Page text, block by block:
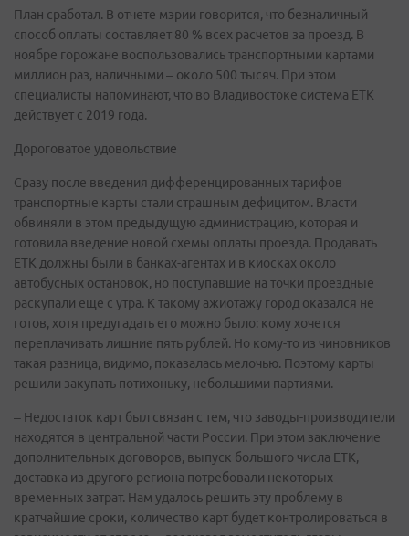
План сработал. В отчете мэрии говорится, что безналичный
способ оплаты составляет 80 % всех расчетов за проезд. В
ноябре горожане воспользовались транспортными картами
миллион раз, наличными – около 500 тысяч. При этом
специалисты напоминают, что во Владивостоке система ЕТК
действует с 2019 года.
Дороговатое удовольствие
Сразу после введения дифференцированных тарифов
транспортные карты стали страшным дефицитом. Власти
обвиняли в этом предыдущую администрацию, которая и
готовила введение новой схемы оплаты проезда. Продавать
ЕТК должны были в банках-агентах и в киосках около
автобусных остановок, но поступавшие на точки проездные
раскупали еще с утра. К такому ажиотажу город оказался не
готов, хотя предугадать его можно было: кому хочется
переплачивать лишние пять рублей. Но кому-то из чиновников
такая разница, видимо, показалась мелочью. Поэтому карты
решили закупать потихоньку, небольшими партиями.
– Недостаток карт был связан с тем, что заводы-производители
находятся в центральной части России. При этом заключение
дополнительных договоров, выпуск большого числа ЕТК,
доставка из другого региона потребовали некоторых
временных затрат. Нам удалось решить эту проблему в
кратчайшие сроки, количество карт будет контролироваться в